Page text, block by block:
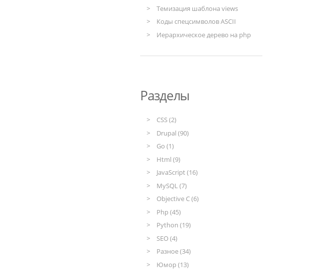
Темизация шаблона views
Коды спецсимволов ASCII
Иерархическое дерево на php
Разделы
CSS (2)
Drupal (90)
Go (1)
Html (9)
JavaScript (16)
MySQL (7)
Objective C (6)
Php (45)
Python (19)
SEO (4)
Разное (34)
Юмор (13)